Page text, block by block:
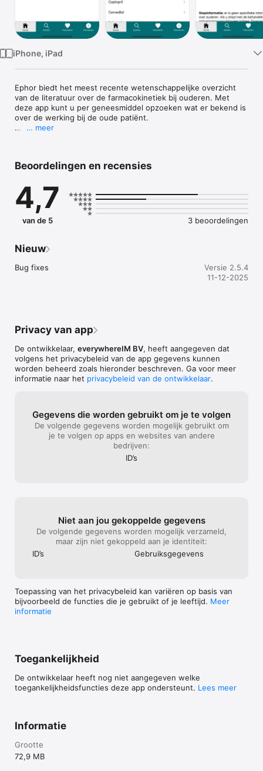
iPhone, iPad
Ephor biedt het meest recente wetenschappelijke overzicht
van de literatuur over de farmacokinetiek bij ouderen. Met
deze app kunt u per geneesmiddel opzoeken wat er bekend is
over de werking bij de oude patiënt.
De volgende rapporten zijn nu in de app te vinden:
- Alfuzosine
- Alprazolam
- Amitriptyline
- Amlodipine
- Barnidipine
- Bromazepam
- Clobazam
- Clomipramine
- Clorazepinezuur
- Dabigatran
- Darifenacine
- Diazepam
- Doxepine
- Duloxetine
- Dutasteride
- Imipramine
- Isradipine
- Lacidipine
- Maprotiline
- Metoprolol
- Mirabegron
- Nebivolol
- Nortriptyline
- Oxybutynine
- Perindopril
- Pindolol
- Rivaroxaban
- Silodosine
- Solifenacine
… meer
Beoordelingen en recensies
4,7
van de 5 3 beoordelingen
Nieuw
Bug fixes
Versie 2.5.4
11-12-2025
Privacy van app
De ontwikkelaar, everywhereIM BV, heeft aangegeven dat
volgens het privacybeleid van de app gegevens kunnen
worden beheerd zoals hieronder beschreven. Ga voor meer
informatie naar het privacybeleid van de ontwikkelaar.
Gegevens die worden gebruikt om je te volgen
De volgende gegevens worden mogelijk gebruikt om
je te volgen op apps en websites van andere
bedrijven:
ID’s
Niet aan jou gekoppelde gegevens
De volgende gegevens worden mogelijk verzameld,
maar zijn niet gekoppeld aan je identiteit:
ID’s
Gebruiks­gegevens
Toepassing van het privacybeleid kan variëren op basis van
bijvoorbeeld de functies die je gebruikt of je leeftijd. Meer
informatie
Toegankelijkheid
De ontwikkelaar heeft nog niet aangegeven welke
toegankelijkheidsfuncties deze app ondersteunt. Lees meer
Informatie
Grootte
72,9 MB